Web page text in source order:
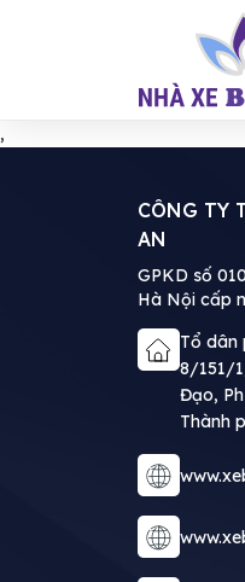
,
CÔNG TY
AN
GPKD số
Hà Nội cấp
Tổ dân
8/151/
Đạo,
Thành